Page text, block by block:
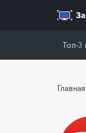
Топ-3
Главная